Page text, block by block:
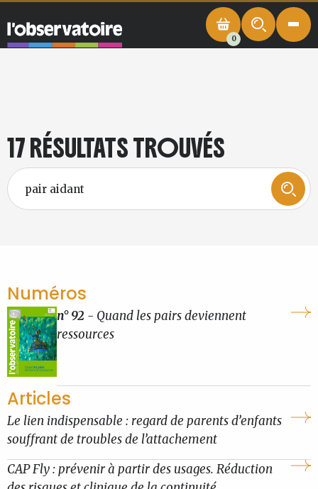
0
17 RÉSULTATS TROUVÉS
Numéros
n° 92 - Quand les pairs deviennent
ressources
Articles
Le lien indispensable : regard de parents d’enfants
souffrant de troubles de l’attachement
CAP Fly : prévenir à partir des usages. Réduction